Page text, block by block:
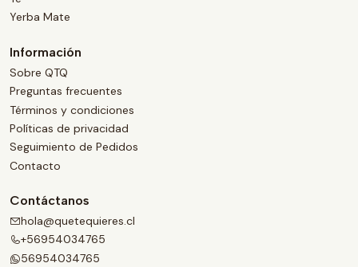
Yerba Mate
Información
Sobre QTQ
Preguntas frecuentes
Términos y condiciones
Políticas de privacidad
Seguimiento de Pedidos
Contacto
Contáctanos
hola@quetequieres.cl
+56954034765
56954034765